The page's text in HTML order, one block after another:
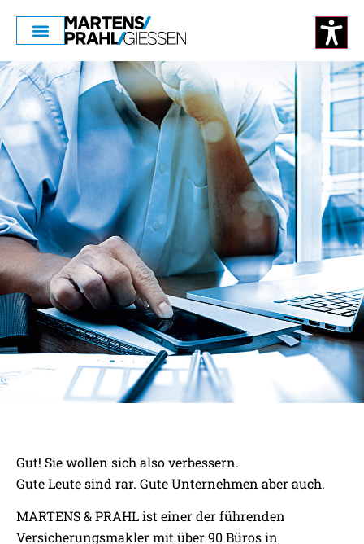
EINE GUTE PERSPEKTIVE:
KARRIERE IN EINER STARKEN
GRUPPE
Gut! Sie wollen sich also verbessern.
Gute Leute sind rar. Gute Unternehmen aber auch.
MARTENS & PRAHL ist einer der führenden
Versicherungsmakler mit über 90 Büros in